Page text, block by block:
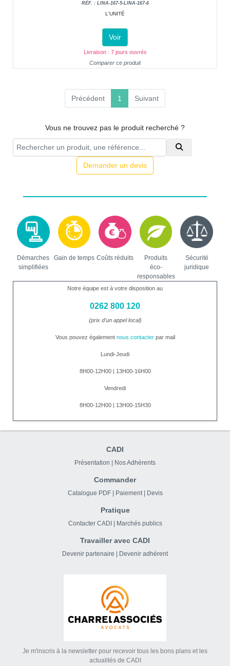
RÉF. : LINA-167-5-LINA-167-6
L'UNITÉ
Voir
Livraison : 7 jours ouvrés
Comparer ce produit
Précédent 1 (current)
Suivant
Vous ne trouvez pas le produit recherché ?
Demander un devis
Démarches
simplifiées
Gain de temps Coûts réduits
Produits
éco-
responsables
Sécurité
juridique
Notre équipe est à votre disposition au
0262 800 120
(prix d'un appel local)
Vous pouvez également nous contacterpar mail
Lundi-Jeudi
8H00-12H00 | 13H00-16H00
Vendredi
8H00-12H00 | 13H00-15H30
CADI
Présentation Nos Adhérents
Commander
Catalogue PDF Paiement Devis
Pratique
Contacter CADI Marchés publics
Travailler avec CADI
Devenir partenaire Devenir adhérent
Je m'inscris à la newsletter pour recevoir tous les bons plans et les
actualités de CADI